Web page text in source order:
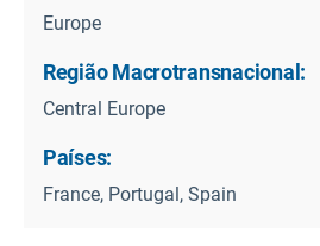
Europe
Região Macrotransnacional:
Central Europe
Países:
France, Portugal, Spain